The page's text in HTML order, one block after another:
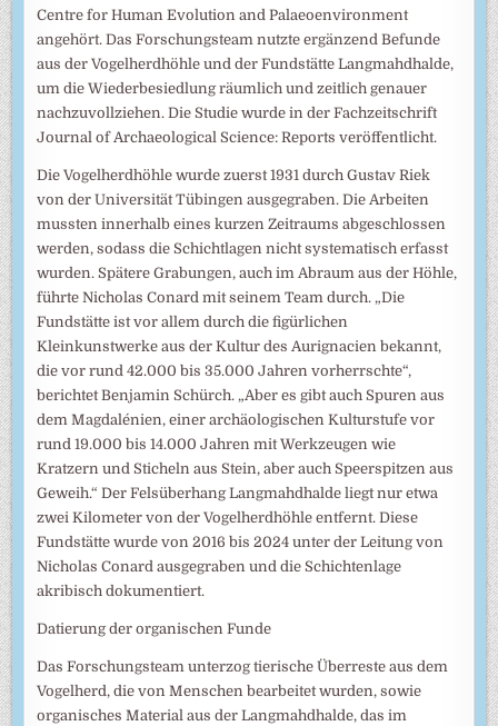
Centre for Human Evolution and Palaeoenvironment
angehört. Das Forschungsteam nutzte ergänzend Befunde
aus der Vogelherdhöhle und der Fundstätte Langmahdhalde,
um die Wiederbesiedlung räumlich und zeitlich genauer
nachzuvollziehen. Die Studie wurde in der Fachzeitschrift
Journal of Archaeological Science: Reports veröffentlicht.
Die Vogelherdhöhle wurde zuerst 1931 durch Gustav Riek
von der Universität Tübingen ausgegraben. Die Arbeiten
mussten innerhalb eines kurzen Zeitraums abgeschlossen
werden, sodass die Schichtlagen nicht systematisch erfasst
wurden. Spätere Grabungen, auch im Abraum aus der Höhle,
führte Nicholas Conard mit seinem Team durch. „Die
Fundstätte ist vor allem durch die figürlichen
Kleinkunstwerke aus der Kultur des Aurignacien bekannt,
die vor rund 42.000 bis 35.000 Jahren vorherrschte“,
berichtet Benjamin Schürch. „Aber es gibt auch Spuren aus
dem Magdalénien, einer archäologischen Kulturstufe vor
rund 19.000 bis 14.000 Jahren mit Werkzeugen wie
Kratzern und Sticheln aus Stein, aber auch Speerspitzen aus
Geweih.“ Der Felsüberhang Langmahdhalde liegt nur etwa
zwei Kilometer von der Vogelherdhöhle entfernt. Diese
Fundstätte wurde von 2016 bis 2024 unter der Leitung von
Nicholas Conard ausgegraben und die Schichtenlage
akribisch dokumentiert.
Datierung der organischen Funde
Das Forschungsteam unterzog tierische Überreste aus dem
Vogelherd, die von Menschen bearbeitet wurden, sowie
organisches Material aus der Langmahdhalde, das im